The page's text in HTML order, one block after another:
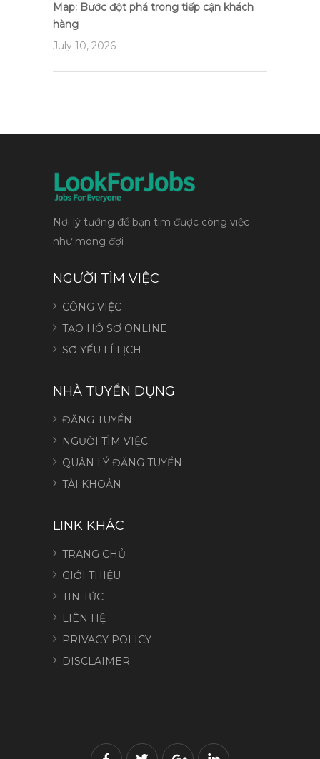
Map: Bước đột phá trong tiếp cận khách
hàng
July 10, 2026
Nơi lý tưởng để bạn tìm được công việc
như mong đợi
NGƯỜI TÌM VIỆC
CÔNG VIỆC
TẠO HỒ SƠ ONLINE
SƠ YẾU LÍ LỊCH
NHÀ TUYỂN DỤNG
ĐĂNG TUYỂN
NGƯỜI TÌM VIỆC
QUẢN LÝ ĐĂNG TUYỂN
TÀI KHOẢN
LINK KHÁC
TRANG CHỦ
GIỚI THIỆU
TIN TỨC
LIÊN HỆ
PRIVACY POLICY
DISCLAIMER